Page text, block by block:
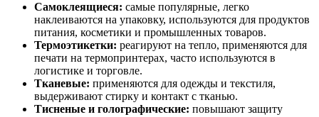
Самоклеящиеся: самые популярные, легко
наклеиваются на упаковку, используются для продуктов
питания, косметики и промышленных товаров.
Термоэтикетки: реагируют на тепло, применяются для
печати на термопринтерах, часто используются в
логистике и торговле.
Тканевые: применяются для одежды и текстиля,
выдерживают стирку и контакт с тканью.
Тисненые и голографические: повышают защиту